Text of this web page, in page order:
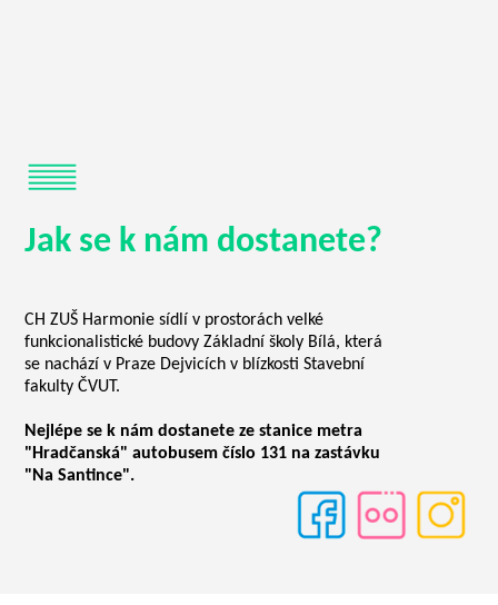
Jak se k nám dostanete?
CH ZUŠ Harmonie sídlí v prostorách velké
funkcionalistické budovy Základní školy Bílá, která
se nachází v Praze Dejvicích v blízkosti Stavební
fakulty ČVUT.
Nejlépe se k nám dostanete ze stanice metra
"Hradčanská" autobusem číslo 131 na zastávku
"Na Santince".